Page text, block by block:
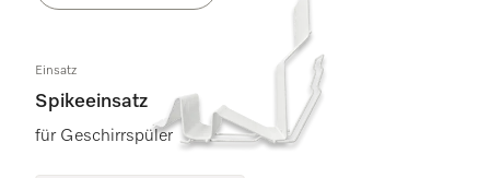
Einsatz
Spikeeinsatz
für Geschirrspüler